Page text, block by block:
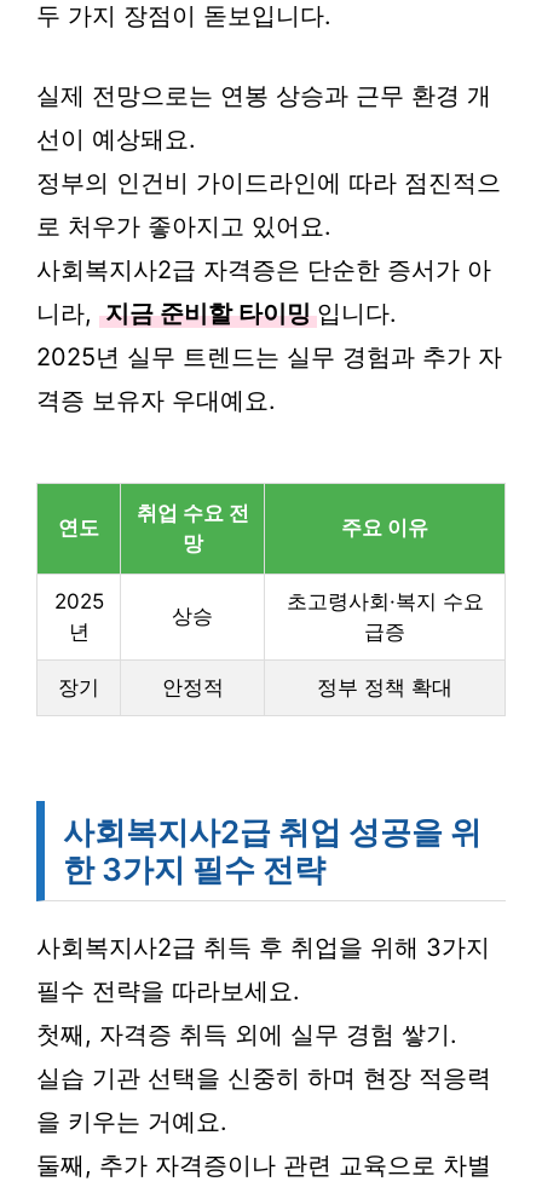
두 가지 장점이 돋보입니다.
실제 전망으로는 연봉 상승과 근무 환경 개
선이 예상돼요.
정부의 인건비 가이드라인에 따라 점진적으
로 처우가 좋아지고 있어요.
사회복지사2급 자격증은 단순한 증서가 아
니라, 지금 준비할 타이밍 입니다.
2025년 실무 트렌드는 실무 경험과 추가 자
격증 보유자 우대예요.
연도
취업 수요 전
망
주요 이유
2025
년
상승
초고령사회·복지 수요
급증
장기 안정적 정부 정책 확대
사회복지사2급 취업 성공을 위
한 3가지 필수 전략
사회복지사2급 취득 후 취업을 위해 3가지
필수 전략을 따라보세요.
첫째, 자격증 취득 외에 실무 경험 쌓기.
실습 기관 선택을 신중히 하며 현장 적응력
을 키우는 거예요.
둘째, 추가 자격증이나 관련 교육으로 차별